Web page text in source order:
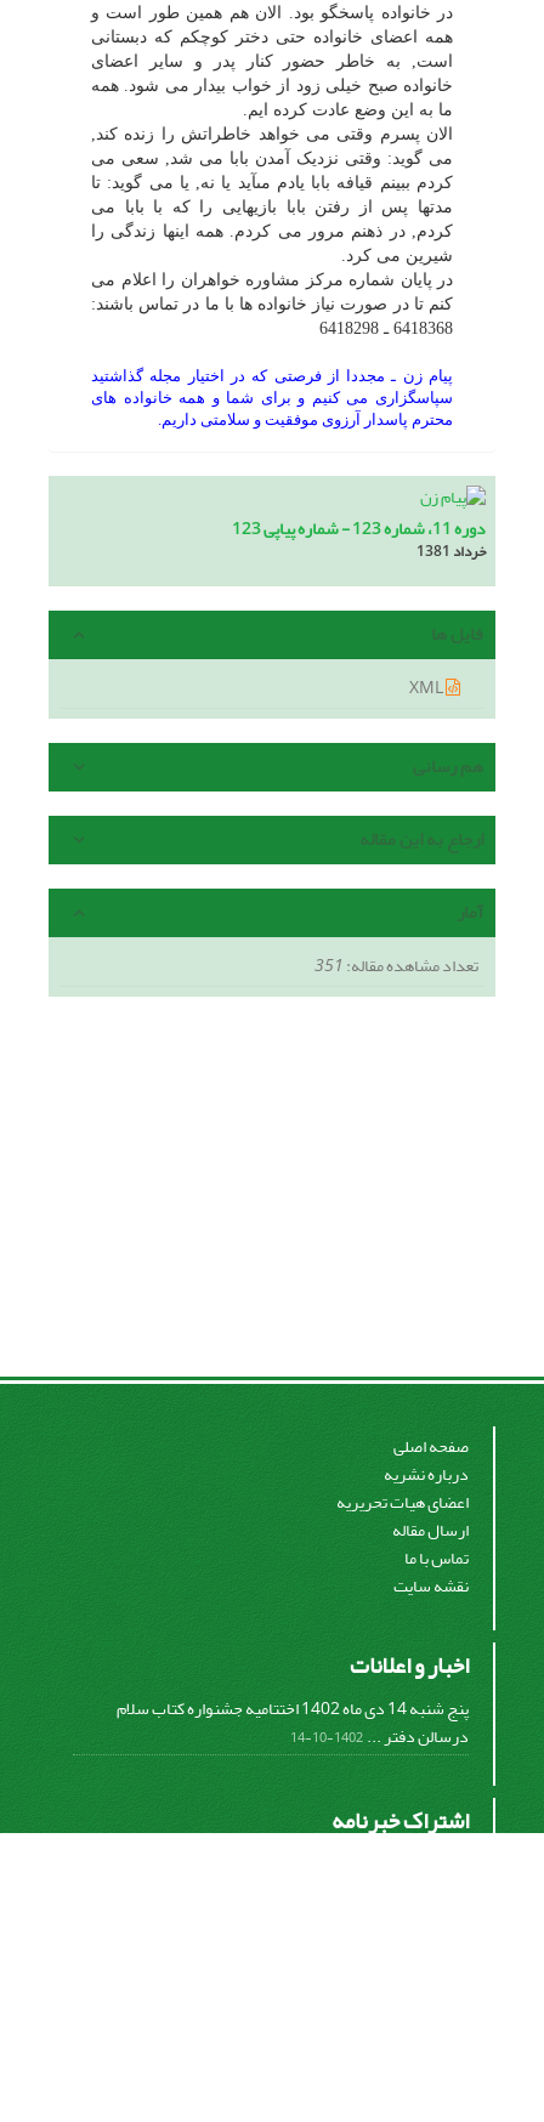
در خانواده پاسخگو بود. الان هم همین طور است و
همه اعضاى خانواده حتى دختر کوچکم که دبستانى
است, به خاطر حضور کنار پدر و سایر اعضاى
خانواده صبح خیلى زود از خواب بیدار مى شود. همه
ما به این وضع عادت کرده ایم.
الان پسرم وقتى مى خواهد خاطراتش را زنده کند,
مى گوید: وقتى نزدیک آمدن بابا مى شد, سعى مى
کردم ببینم قیافه بابا یادم مىآید یا نه, یا مى گوید: تا
مدتها پس از رفتن بابا بازیهایى را که با بابا مى
کردم, در ذهنم مرور مى کردم. همه اینها زندگى را
شیرین مى کرد.
در پایان شماره مرکز مشاوره خواهران را اعلام مى
کنم تا در صورت نیاز خانواده ها با ما در تماس باشند:
6418368 ـ 6418298
پیام زن ـ مجددا از فرصتى که در اختیار مجله گذاشتید
سپاسگزارى مى کنیم و براى شما و همه خانواده هاى
محترم پاسدار آرزوى موفقیت و سلامتى داریم.
دوره 11، شماره 123 - شماره پیاپی 123
خرداد 1381
فایل ها
هم رسانی
ارجاع به این مقاله
آمار
تعداد مشاهده مقاله:351
صفحه اصلی
درباره نشریه
اعضای هیات تحریریه
ارسال مقاله
تماس با ما
نقشه سایت
اخبار و اعلانات
پنج شنبه 14 دی ماه 1402 اختتامیه جشنواره کتاب سلام
درسالن دفتر ...1402-10-14
اشتراک خبرنامه